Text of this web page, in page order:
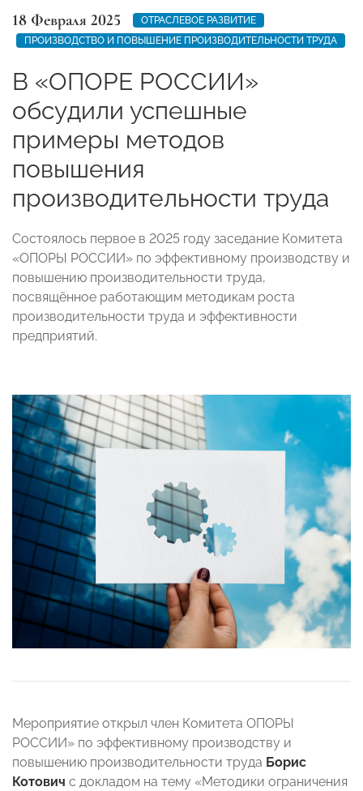
18 Февраля 2025
ОТРАСЛЕВОЕ РАЗВИТИЕ
ПРОИЗВОДСТВО И ПОВЫШЕНИЕ ПРОИЗВОДИТЕЛЬНОСТИ ТРУДА
В «ОПОРЕ РОССИИ»
обсудили успешные
примеры методов
повышения
производительности труда
Состоялось первое в 2025 году заседание Комитета
«ОПОРЫ РОССИИ» по эффективному производству и
повышению производительности труда,
посвящённое работающим методикам роста
производительности труда и эффективности
предприятий.
Мероприятие открыл член Комитета ОПОРЫ
РОССИИ» по эффективному производству и
повышению производительности труда Борис
Котович с докладом на тему «Методики ограничения